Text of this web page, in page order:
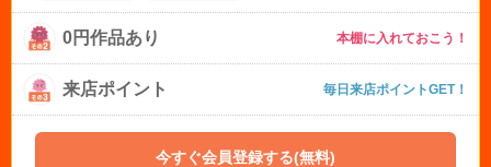
0円作品あり 本棚に入れておこう！
来店ポイント 毎日来店ポイントGET！
今すぐ会員登録する(無料)